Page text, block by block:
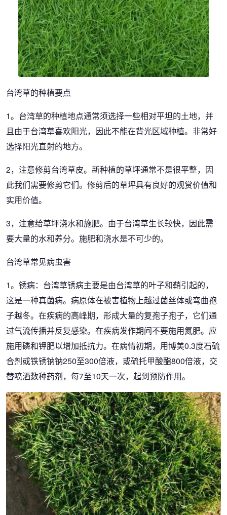
台湾草的种植要点
1。台湾草的种植地点通常须选择一些相对平坦的土地，并
且由于台湾草喜欢阳光，因此不能在背光区域种植。非常好
选择阳光直射的地方。
2，注意修剪台湾草皮。新种植的草坪通常不是很平整，因
此我们需要修剪它们。修剪后的草坪具有良好的观赏价值和
实用价值。
3，注意给草坪浇水和施肥。由于台湾草生长较快，因此需
要大量的水和养分。施肥和浇水是不可少的。
台湾草常见病虫害
1。锈病：台湾草锈病主要是由台湾草的叶子和鞘引起的，
这是一种真菌病。病原体在被害植物上越过菌丝体或弯曲孢
子越冬。在疾病的高峰期，形成大量的复孢子孢子，它们通
过气流传播并反复感染。在疾病发作期间不要施用氮肥。应
施用磷和钾肥以增加抵抗力。在病情初期，用博美0.3度石硫
合剂或铁锈钠钠250至300倍液，或硫托甲酸酯800倍液，交
替喷洒数种药剂，每7至10天一次，起到预防作用。